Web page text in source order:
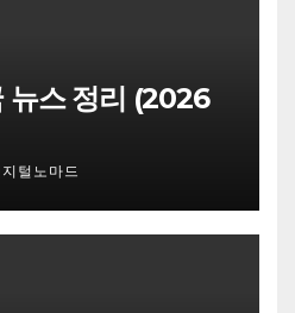
뉴스 정리 (2026
지털노마드